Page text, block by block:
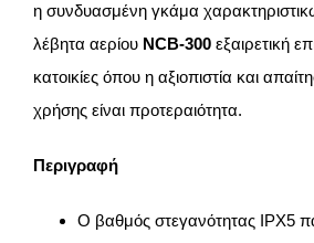
η συνδυασμένη γκάμα
λέβητα αερίου NCB-300εξαιρετική
κατοικίες όπου η αξιοπιστία και
χρήσης είναι προτεραιότητα.
Περιγραφή
Ο βαθμός στεγανότητας IPX5